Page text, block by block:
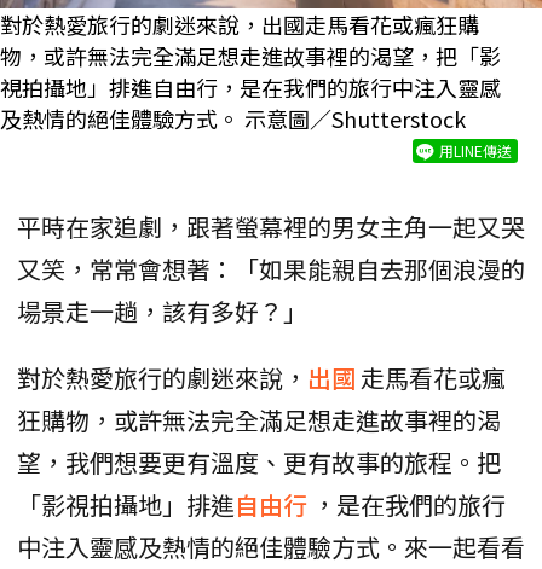
對於熱愛旅行的劇迷來說，出國走馬看花或瘋狂購
物，或許無法完全滿足想走進故事裡的渴望，把「影
視拍攝地」排進自由行，是在我們的旅行中注入靈感
及熱情的絕佳體驗方式。 示意圖／Shutterstock
用LINE傳送
平時在家追劇，跟著螢幕裡的男女主角一起又哭
又笑，常常會想著：「如果能親自去那個浪漫的
場景走一趟，該有多好？」
對於熱愛旅行的劇迷來說， 出國 走馬看花或瘋
狂購物，或許無法完全滿足想走進故事裡的渴
望，我們想要更有溫度、更有故事的旅程。把
「影視拍攝地」排進自由行 ，是在我們的旅行
中注入靈感及熱情的絕佳體驗方式。來一起看看